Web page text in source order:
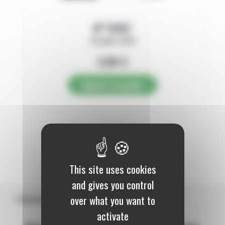
N°3497
2,89€
This site uses cookies
and gives you control
over what you want to
activate